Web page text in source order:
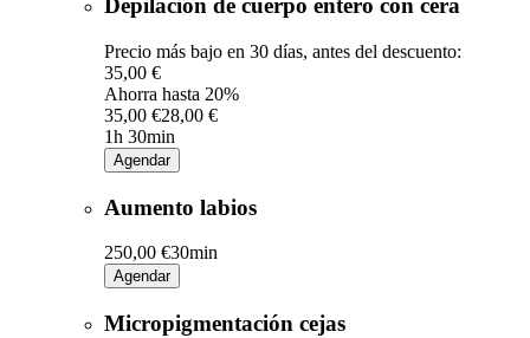
Depilación de cuerpo entero con cera
Precio más bajo en 30 días, antes del descuento:
35,00 €
Ahorra hasta 20%
35,00 €28,00 €
1h 30min
Agendar
Aumento labios
250,00 €30min
Agendar
Micropigmentación cejas